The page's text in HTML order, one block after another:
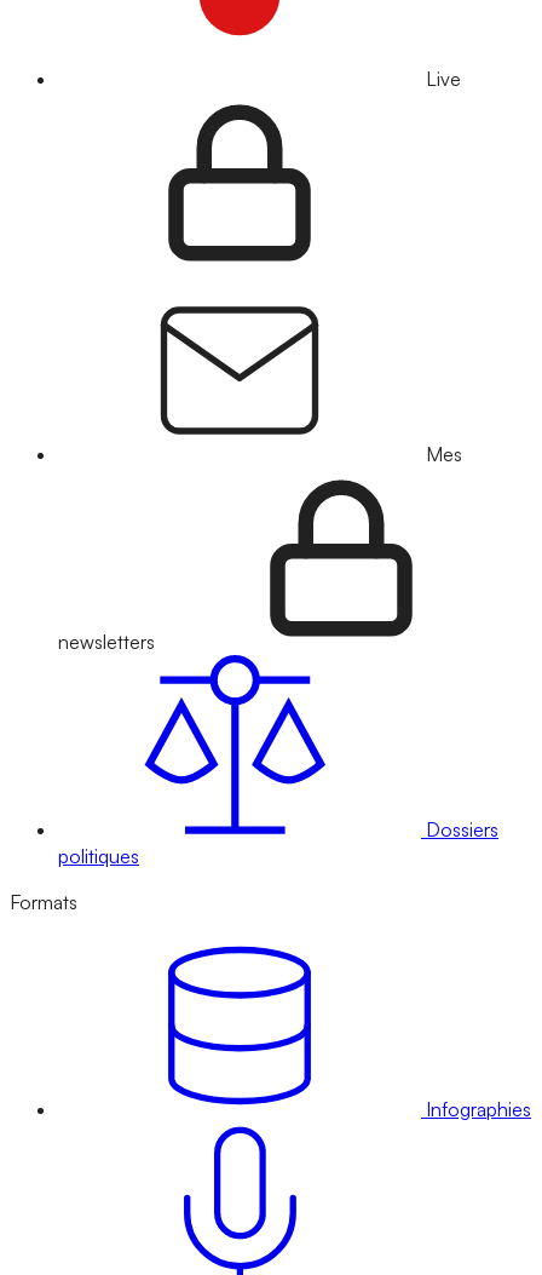
Live
Mes
newsletters
Dossiers
politiques
Formats
Infographies